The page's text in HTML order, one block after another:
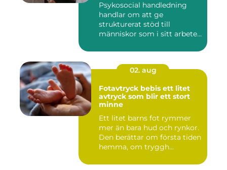
Psykosocial handledning
handlar om att ge
strukturerat stöd till
människor som i sitt arbete
02. aug
Fotavtryck bebis ett litet
avtryck som blir ett stort
minne
Ett litet barns fot rymmer
mer än bara hud och rynkor.
Den berättar om första tiden
hemma, om tryggh...